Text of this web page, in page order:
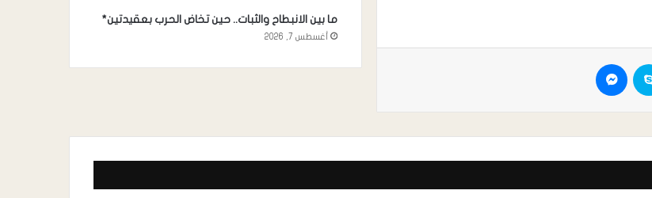
ما بين الانبطاح والثبات.. حين تخاض الحرب بعقيدتين*
أغسطس 7, 2026